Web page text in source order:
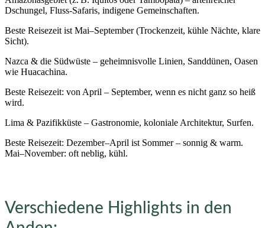
Dschungel, Fluss-Safaris, indigene Gemeinschaften.
Beste Reisezeit ist Mai–September (Trockenzeit, kühle Nächte, klare
Sicht).
Nazca & die Südwüste – geheimnisvolle Linien, Sanddünen, Oasen
wie Huacachina.
Beste Reisezeit: von April – September, wenn es nicht ganz so heiß
wird.
Lima & Pazifikküste – Gastronomie, koloniale Architektur, Surfen.
Beste Reisezeit: Dezember–April ist Sommer – sonnig & warm.
Mai–November: oft neblig, kühl.
Verschiedene Highlights in den